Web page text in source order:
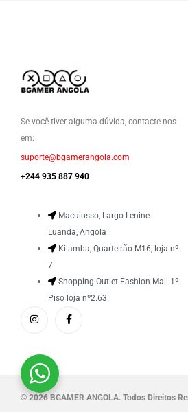
Se você tiver alguma dúvida, contacte-nos
em:
suporte@bgamerangola.com
+244 935 887 940
Maculusso, Largo Lenine -
Luanda, Angola
Kilamba, Quarteirão M16, loja nº
7
Shopping Outlet Fashion Mall 1º
Piso loja nº2.63
© 2026 BGAMER ANGOLA. Todos Direitos